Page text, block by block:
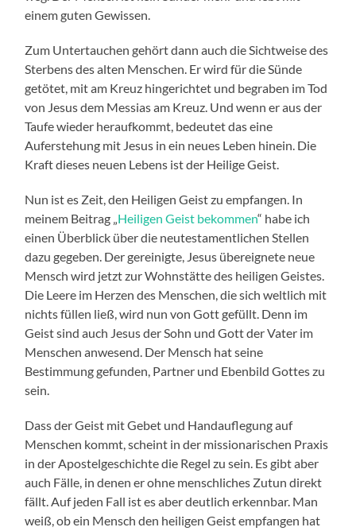
einem guten Gewissen.
Zum Untertauchen gehört dann auch die Sichtweise des
Sterbens des alten Menschen. Er wird für die Sünde
getötet, mit am Kreuz hingerichtet und begraben im Tod
von Jesus dem Messias am Kreuz. Und wenn er aus der
Taufe wieder heraufkommt, bedeutet das eine
Auferstehung mit Jesus in ein neues Leben hinein. Die
Kraft dieses neuen Lebens ist der Heilige Geist.
Nun ist es Zeit, den Heiligen Geist zu empfangen. In
meinem Beitrag „Heiligen Geist bekommen“ habe ich
einen Überblick über die neutestamentlichen Stellen
dazu gegeben. Der gereinigte, Jesus übereignete neue
Mensch wird jetzt zur Wohnstätte des heiligen Geistes.
Die Leere im Herzen des Menschen, die sich weltlich mit
nichts füllen ließ, wird nun von Gott gefüllt. Denn im
Geist sind auch Jesus der Sohn und Gott der Vater im
Menschen anwesend. Der Mensch hat seine
Bestimmung gefunden, Partner und Ebenbild Gottes zu
sein.
Dass der Geist mit Gebet und Handauflegung auf
Menschen kommt, scheint in der missionarischen Praxis
in der Apostelgeschichte die Regel zu sein. Es gibt aber
auch Fälle, in denen er ohne menschliches Zutun direkt
fällt. Auf jeden Fall ist es aber deutlich erkennbar. Man
weiß, ob ein Mensch den heiligen Geist empfangen hat